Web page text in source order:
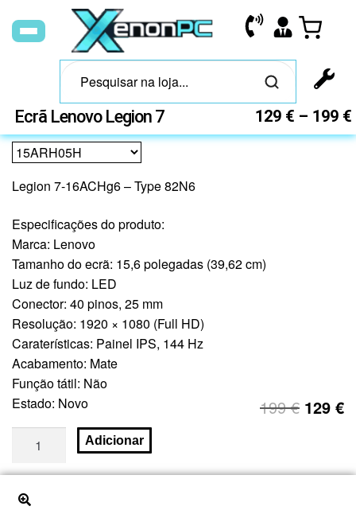
Ecrã Lenovo Legion 7 129 € – 199 €
Legion 7-16ACHg6 – Type 82N6
Especificações do produto:
Marca: Lenovo
Tamanho do ecrã: 15,6 polegadas (39,62 cm)
Luz de fundo: LED
Conector: 40 pinos, 25 mm
Resolução: 1920 × 1080 (Full HD)
Caraterísticas: Painel IPS, 144 Hz
Acabamento: Mate
Função tátil: Não
Estado: Novo
199€ 129 €
Adicionar